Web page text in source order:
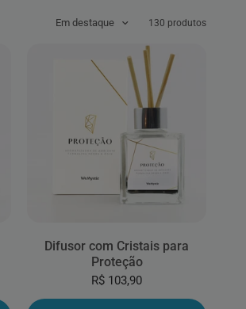
Em destaque 130 produtos
Difusor com Cristais para
Proteção
R$ 103,90